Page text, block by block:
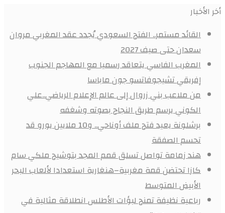
أخر الأخبار
القائد مستمر.. الفتح السعودي يُجدد عقد المغربي مروان
سعدان حتى صيف 2027
المغرب الفاسي يتعاقد رسميا مع المهاجم الجنوب
إفريقي تشيجوفاتسو جون ماباسا
من ملاعب بني زروال إلى عالم الإعلام الرياضي..علي
الكوني يرسم طريق النجاح بصوته وشغفه
برشلونة يعيد فتح ملف أوناحي.. و10 ملايين يورو قد
تحسم الصفقة
هند زمامة تواصل تسلق قمم المجد بتوشيح ملكي سام
كازا تحتضن قمة مغربية–هنغارية استعدادا لألعاب البحر
الأبيض المتوسط
رباعية نظيفة تمنح لبؤات الأطلس انطلاقة مثالية في